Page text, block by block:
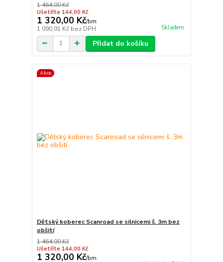
1 464,00 Kč
Ušetříte 144,00 Kč
1 320,00 Kč/bm
1 090,91 Kč bez DPH Skladem
Přidat do košíku
Akce
Dětský koberec Scanroad se silnicemi š. 3m bez
obšití
1 464,00 Kč
Ušetříte 144,00 Kč
1 320,00 Kč/bm